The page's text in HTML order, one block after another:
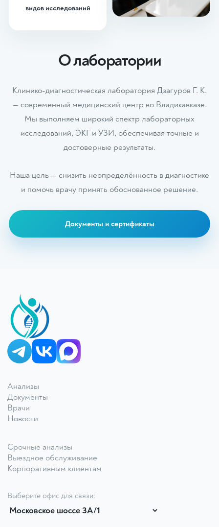
видов исследований
О лаборатории
Клинико-диагностическая лаборатория Дзагуров Г. К.
— современный медицинский центр во Владикавказе.
Мы выполняем широкий спектр лабораторных
исследований, ЭКГ и УЗИ, обеспечивая точные и
достоверные результаты.
Наша цель — снизить неопределённость в диагностике
и помочь врачу принять обоснованное решение.
Документы и сертификаты
Анализы
Документы
Врачи
Новости
Срочные анализы
Выездное обслуживание
Корпоративным клиентам
Выберите офис для связи: